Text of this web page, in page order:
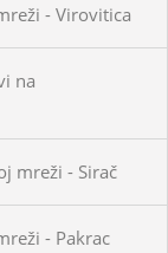
- Virovitica
na
mreži - Sirač
- Pakrac